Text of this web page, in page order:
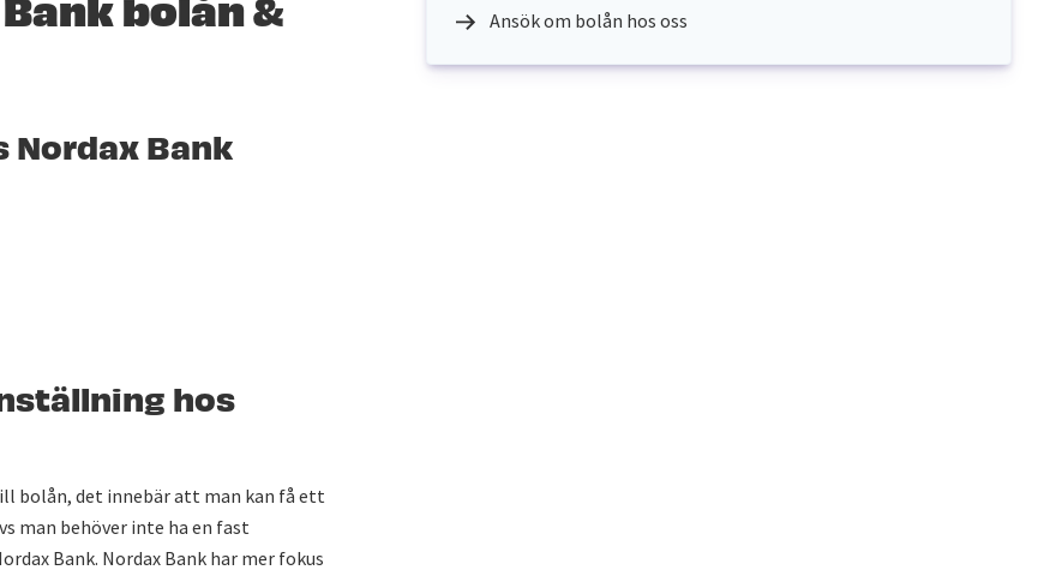
Ansök om bolån hos oss
Nordax Bank
hos
bolån, det innebär att man kan få ett
man behöver inte ha en fast
Bank. Nordax Bank har mer fokus